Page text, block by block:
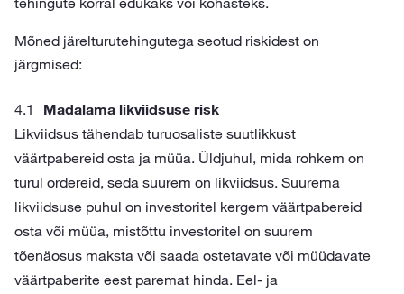
Mõned järelturutehingutega seotud riskidest on
järgmised:
Madalama likviidsuse risk
Likviidsus tähendab turuosaliste suutlikkust
väärtpabereid osta ja müüa. Üldjuhul, mida rohkem on
turul ordereid, seda suurem on likviidsus. Suurema
likviidsuse puhul on investoritel kergem väärtpabereid
osta või müüa, mistõttu investoritel on suurem
tõenäosus maksta või saada ostetavate või müüdavate
väärtpaberite eest paremat hinda. Eel- ja